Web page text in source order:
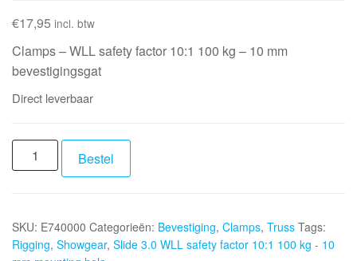
€17,95 incl. btw
Clamps – WLL safety factor 10:1 100 kg – 10 mm
bevestigingsgat
Direct leverbaar
SHOWGEAR
Slide
safety
factor
Bestel
SKU: E740000 Categorieën: Bevestiging, Clamps, Truss Tags:
Rigging, Showgear, Slide 3.0 WLL safety factor 10:1 100 kg - 10